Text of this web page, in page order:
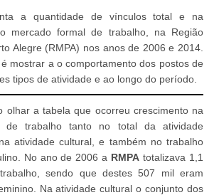
a quantidade de vínculos total e na
mercado formal de trabalho, na Região
Alegre (RMPA) nos anos de 2006 e 2014.
mostrar a o comportamento dos postos de
tipos de atividade e ao longo do período.
olhar a tabela que ocorreu crescimento na
de trabalho tanto no total da atividade
atividade cultural, e também no trabalho
No ano de 2006 a RMPA totalizava 1,1
sendo que destes 507 mil eram
Na atividade cultural o conjunto dos